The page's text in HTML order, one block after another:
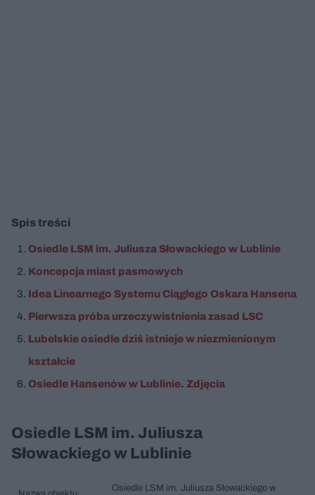
Spis treści
Osiedle LSM im. Juliusza Słowackiego w Lublinie
Koncepcja miast pasmowych
Idea Linearnego Systemu Ciągłego Oskara Hansena
Pierwsza próba urzeczywistnienia zasad LSC
Lubelskie osiedle dziś istnieje w niezmienionym
kształcie
Osiedle Hansenów w Lublinie. Zdjęcia
Osiedle LSM im. Juliusza
Słowackiego w Lublinie
Osiedle LSM im. Juliusza Słowackiego w